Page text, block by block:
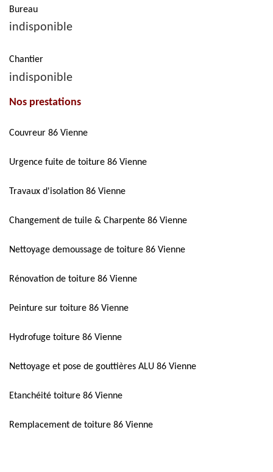
Bureau
indisponible
Chantier
indisponible
Nos prestations
Couvreur 86 Vienne
Urgence fuite de toiture 86 Vienne
Travaux d'isolation 86 Vienne
Changement de tuile & Charpente 86 Vienne
Nettoyage demoussage de toiture 86 Vienne
Rénovation de toiture 86 Vienne
Peinture sur toiture 86 Vienne
Hydrofuge toiture 86 Vienne
Nettoyage et pose de gouttières ALU 86 Vienne
Etanchéité toiture 86 Vienne
Remplacement de toiture 86 Vienne